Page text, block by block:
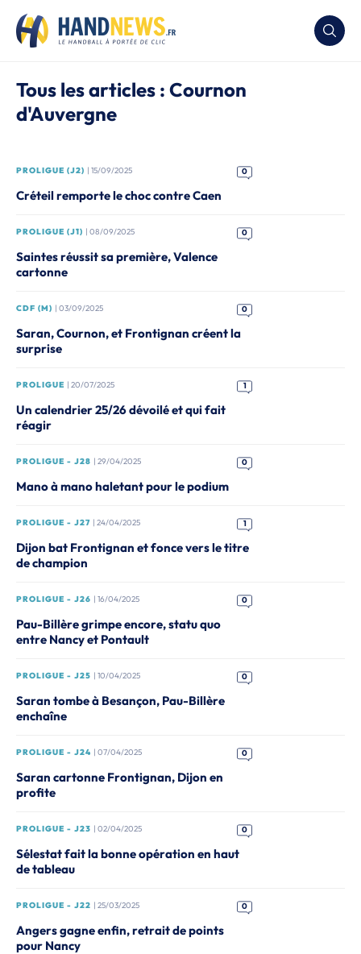
Tous les articles : Cournon
d'Auvergne
PROLIGUE (J2) | 15/09/2025 0
Créteil remporte le choc contre Caen
PROLIGUE (J1) | 08/09/2025 0
Saintes réussit sa première, Valence
cartonne
CDF (M) | 03/09/2025 0
Saran, Cournon, et Frontignan créent la
surprise
PROLIGUE | 20/07/2025 1
Un calendrier 25/26 dévoilé et qui fait
réagir
PROLIGUE - J28 | 29/04/2025 0
Mano à mano haletant pour le podium
PROLIGUE - J27 | 24/04/2025 1
Dijon bat Frontignan et fonce vers le titre
de champion
PROLIGUE - J26 | 16/04/2025 0
Pau-Billère grimpe encore, statu quo
entre Nancy et Pontault
PROLIGUE - J25 | 10/04/2025 0
Saran tombe à Besançon, Pau-Billère
enchaîne
PROLIGUE - J24 | 07/04/2025 0
Saran cartonne Frontignan, Dijon en
profite
PROLIGUE - J23 | 02/04/2025 0
Sélestat fait la bonne opération en haut
de tableau
PROLIGUE - J22 | 25/03/2025 0
Angers gagne enfin, retrait de points
pour Nancy